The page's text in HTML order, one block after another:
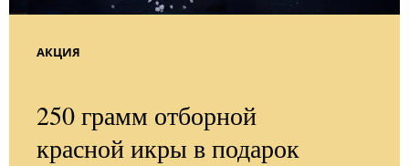
АКЦИЯ
250 грамм отборной
красной икры в подарок